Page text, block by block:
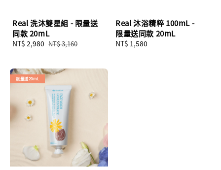
Real 洗沐雙星組 - 限量送
同款 20mL
Sale
NT$ 2,980 Regular
NT$ 3,160
Real 沐浴精粹 100mL -
限量送同款 20mL
Regular
NT$ 1,580
限量送20mL